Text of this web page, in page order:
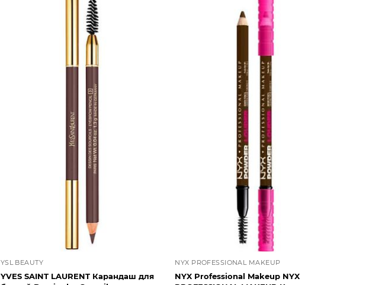
YSL BEAUTY
YVES SAINT LAURENT Карандаш для
NYX PROFESSIONAL MAKEUP
NYX Professional Makeup NYX